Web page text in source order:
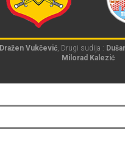
Dražen Vukčević, Drugi sudija :
Milorad Kalezić